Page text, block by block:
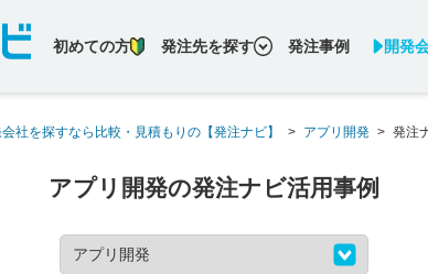
初めての方 発注先を探す 発注事例 開発
社を探すなら比較・見積もりの【発注ナビ】 > アプリ開発 > 発注
アプリ開発の発注ナビ活用事例